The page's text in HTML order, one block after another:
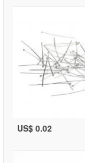
US$ 0.02